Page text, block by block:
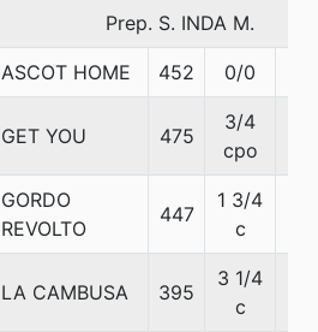
Prep. S. INDA M.
ASCOT HOME 452 0/0
GET YOU 475
3/4
cpo
GORDO
REVOLTO
447
1 3/4
c
LA CAMBUSA 395
3 1/4
c